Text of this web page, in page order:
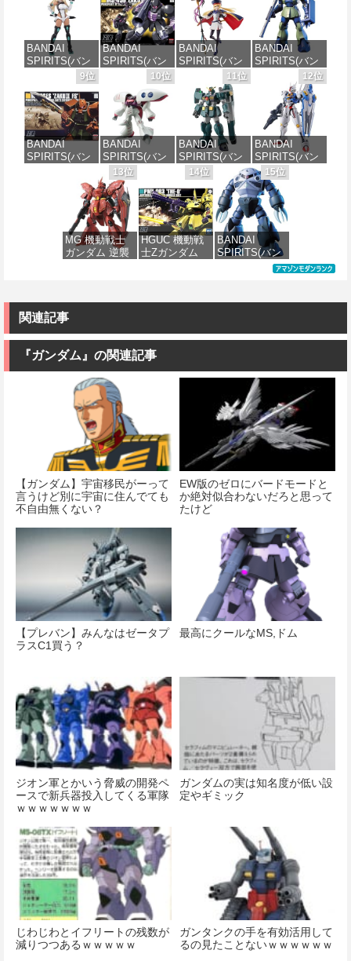
J00 メルンジ
ャ[カラーA] 色
分け済みプラ
モデル
価格：¥4,200
トレイバー
EZY RG 1/48
AV-98Plus (イ
ングラム・プ
ラス) 色分け済
みプラモデル
価格：¥6,600
カスタム 1/144
スケール 色分
け済みプラモ
デル
価格：¥1,800
動新世紀ガン
ダムX ガンダ
ムエアマスタ
ー 1/144スケー
ル 色分け済み
プラモデル
価格：¥3,100
BANDAI
SPIRITS(バン
ダイスピリッ
ツ) 30MS SIS-
H00 セスティ
エ[カラーC] 色
分け済みプラ
モデル
価格：¥4,500
BANDAI
SPIRITS(バン
ダイ スピリッ
ツ) HGUC 機動
戦士ガンダム
ザクI(黒い三連
星仕様) 1/144
スケール 色分
け済みプラモ
デル
価格：¥2,180
BANDAI
SPIRITS(バン
ダイ スピリッ
ツ) 30MS
Fate/Grand
Order アルトリ
ア・キャスタ
ー 色分け済み
プラモデル
価格：¥7,800
BANDAI
SPIRITS(バン
ダイ スピリッ
ツ) HGUC
1/144 HGUC
MS-05BザクI
(機動戦士ガン
ダム)
価格：¥2,300
9位
BANDAI
SPIRITS(バン
1/144 ザクII
(ガルマ専用機)
(機動戦士ガン
価格：¥2,982
10位
BANDAI
SPIRITS(バン
ダイ スピリッ
ツ) HGUC 195
機動戦士Zガン
ダム キュベレ
イ 1/144スケー
ル 色分け済み
プラモデル
11位
BANDAI
SPIRITS(バン
ダイ スピリッ
ツ) HG 機動新
世紀ガンダムX
ガンダムレオ
パルド 1/144ス
ケール 色分け
済みプラモデ
ル
12位
BANDAI
SPIRITS(バン
ダイ スピリッ
ツ) FULL
MECHANICS
機動戦士ガン
ダム 水星の魔
女 ガンダムエ
アリアル 1/100
スケール 色分
け済みプラモ
13位
MG 機動戦士
ガンダム 逆襲
ケール 色分け
済みプラモデ
価格：¥13,980
14位
HGUC 機動戦
士Zガンダム
プラモデル
15位
BANDAI
SPIRITS(バン
ダイ スピリッ
MSM-07 ズゴ
みプラモデル
関連記事
『ガンダム』の関連記事
【ガンダム】宇宙移民がーって
言うけど別に宇宙に住んでても
不自由無くない？
EW版のゼロにバードモードと
か絶対似合わないだろと思って
たけど
【プレバン】みんなはゼータプ
ラスC1買う？
最高にクールなMS,ドム
ジオン軍とかいう脅威の開発ペ
ースで新兵器投入してくる軍隊
ｗｗｗｗｗｗｗ
ガンダムの実は知名度が低い設
定やギミック
じわじわとイフリートの残数が
減りつつあるｗｗｗｗｗ
ガンタンクの手を有効活用して
るの見たことないｗｗｗｗｗｗ